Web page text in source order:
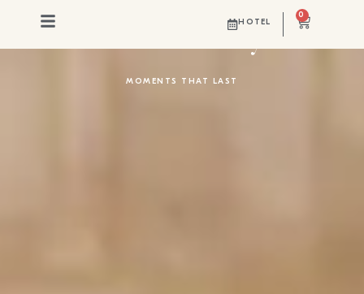
HOTEL
0
Refectory
MOMENTS THAT LAST